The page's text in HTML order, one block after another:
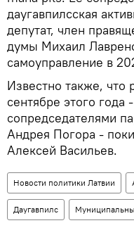
даугавпилсская
депутат, член
думы Михаил
самоуправление в
Известно также, что
сентябре этого года
сопредседателями
Андрея Погора -
Алексей Васильев.
Новости политики Латвии
Даугавпилс